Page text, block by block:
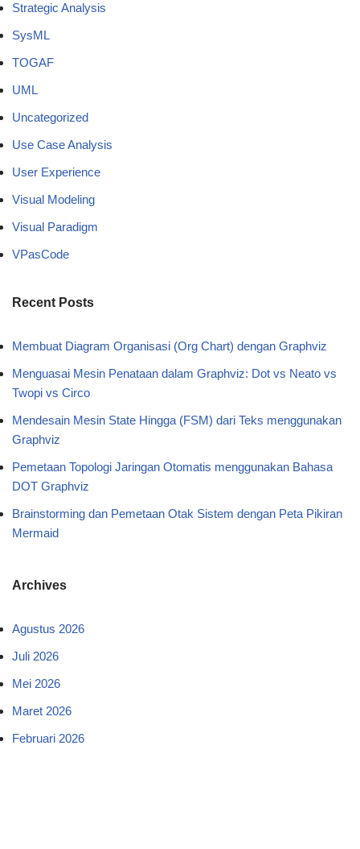
Strategic Analysis
SysML
TOGAF
UML
Uncategorized
Use Case Analysis
User Experience
Visual Modeling
Visual Paradigm
VPasCode
Recent Posts
Membuat Diagram Organisasi (Org Chart) dengan Graphviz
Menguasai Mesin Penataan dalam Graphviz: Dot vs Neato vs
Twopi vs Circo
Mendesain Mesin State Hingga (FSM) dari Teks menggunakan
Graphviz
Pemetaan Topologi Jaringan Otomatis menggunakan Bahasa
DOT Graphviz
Brainstorming dan Pemetaan Otak Sistem dengan Peta Pikiran
Mermaid
Archives
Agustus 2026
Juli 2026
Mei 2026
Maret 2026
Februari 2026